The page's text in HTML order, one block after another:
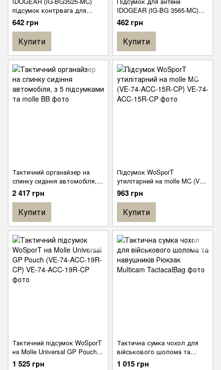
підсумок контрвага для
шолома Helmed Battery Pouch
642 грн
Купити
IDOGEAR (IG-BG 3565-MC)
Tactical Antenna System
Holder
462 грн
Купити
Тактичний органайзер на
спинку сидіння автомобіля, з
5 підсумками та molle
2 417 грн
Купити
Підсумок WoSporT
утилітарний на molle MC (VE-
74-ACC-15R-CP)
963 грн
Купити
Тактичний підсумок WoSporT
на Molle Universal GP Pouch
(VE-74-ACC-19R-CP)
1 525 грн
Тактична сумка чохол для
військового шолома та
навушників Рюкзак Multicam
1 015 грн